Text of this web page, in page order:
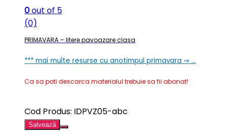
0out of 5
(0)
PRIMAVARA – litere pavoazare clasa
*** mai multe resurse cu anotimpul primavara ⇒ …
Ca sa poti descarca materialul trebuie sa fii abonat!
Cod Produs: IDPVZ05-abc
Salvează